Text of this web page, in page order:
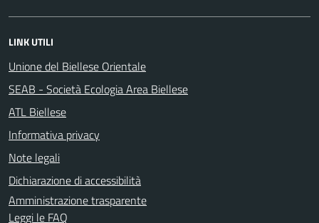
LINK UTILI
Unione del Biellese Orientale
SEAB - Società Ecologia Area Biellese
ATL Biellese
Informativa privacy
Note legali
Dichiarazione di accessibilità
Amministrazione trasparente
Leggi le FAQ